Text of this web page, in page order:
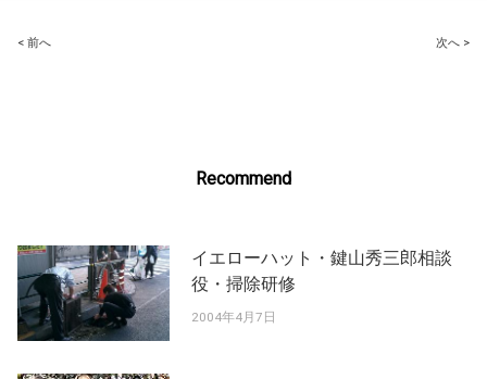
Post
< 前へ 次へ >
Recommend
イエローハット・鍵山秀三郎相談
役・掃除研修
2004年4月7日